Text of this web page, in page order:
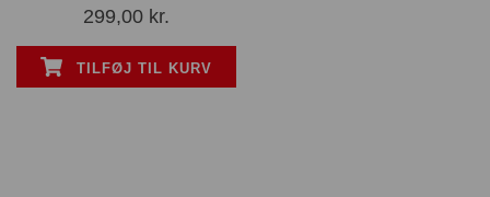
299,00 kr.
TILFØJ TIL KURV